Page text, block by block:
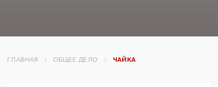
ГЛАВНАЯ ОБЩЕЕ ДЕЛО ЧАЙКА